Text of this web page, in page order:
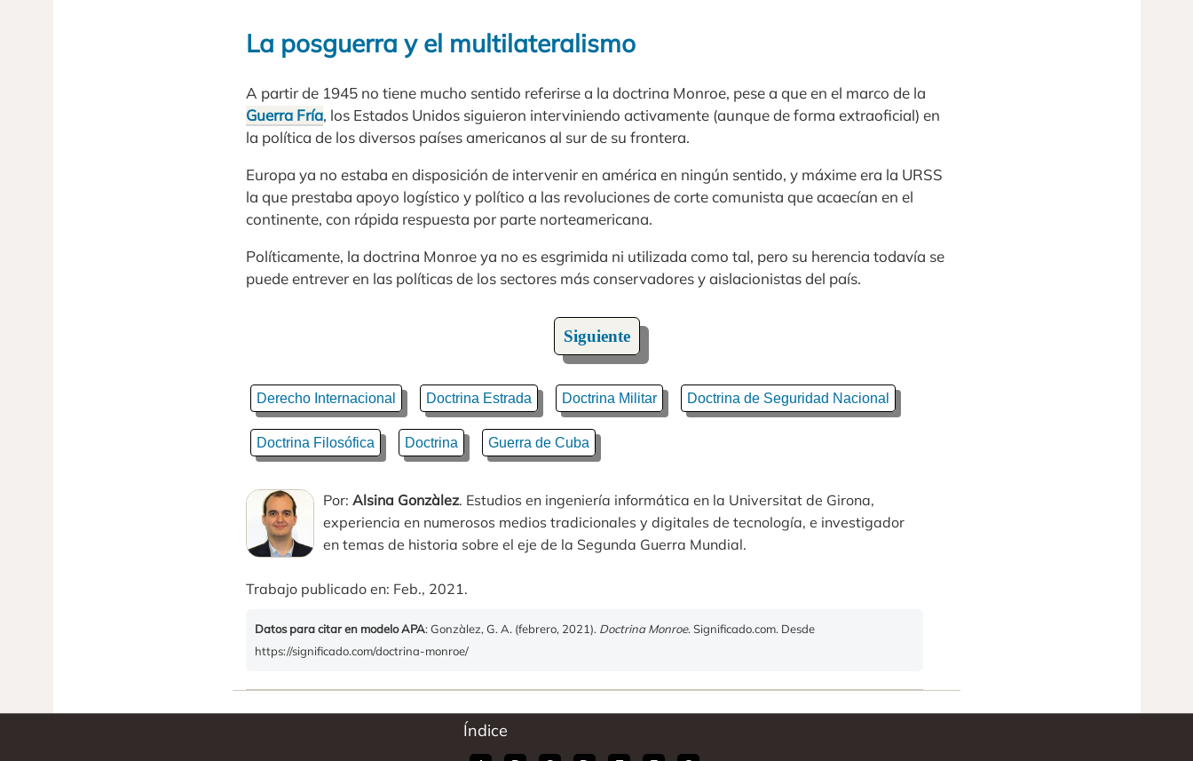
La posguerra y el multilateralismo
A partir de 1945 no tiene mucho sentido referirse a la doctrina Monroe, pese a que en el marco de la
Guerra Fría, los Estados Unidos siguieron interviniendo activamente (aunque de forma extraoficial) en
la política de los diversos países americanos al sur de su frontera.
Europa ya no estaba en disposición de intervenir en américa en ningún sentido, y máxime era la URSS
la que prestaba apoyo logístico y político a las revoluciones de corte comunista que acaecían en el
continente, con rápida respuesta por parte norteamericana.
Políticamente, la doctrina Monroe ya no es esgrimida ni utilizada como tal, pero su herencia todavía se
puede entrever en las políticas de los sectores más conservadores y aislacionistas del país.
Siguiente
Derecho Internacional Doctrina Estrada Doctrina Militar Doctrina de Seguridad Nacional
Doctrina Filosófica Doctrina Guerra de Cuba
Por: Alsina Gonzàlez. Estudios en ingeniería informática en la Universitat de Girona,
experiencia en numerosos medios tradicionales y digitales de tecnología, e investigador
en temas de historia sobre el eje de la Segunda Guerra Mundial.
Trabajo publicado en: Feb., 2021.
Datos para citar en modelo APA: Gonzàlez, G. A. (febrero, 2021). Doctrina Monroe. Significado.com. Desde
https://significado.com/doctrina-monroe/
Índice